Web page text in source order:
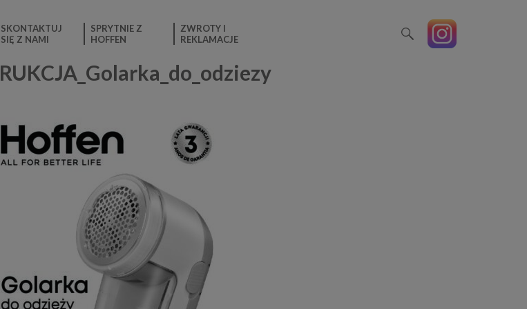
SKONTAKTUJ
SIĘ Z NAMI
SPRYTNIE Z
HOFFEN
ZWROTY I
REKLAMACJE